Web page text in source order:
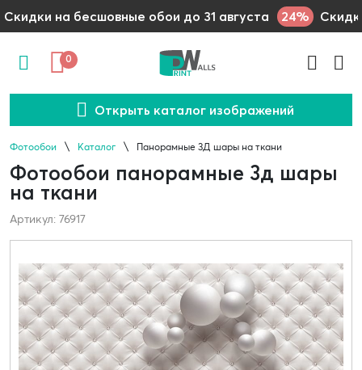
Скидки на бесшовные обои до 31 августа 24%
0
Открыть каталог изображений
Фотообои Каталог Панорамные 3Д шары на ткани
Фотообои панорамные 3д шары
на ткани
Артикул: 76917